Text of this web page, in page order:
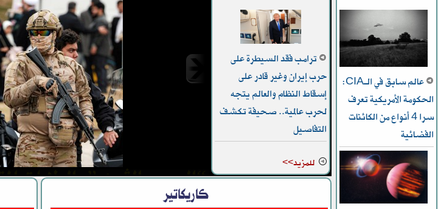
عالم سابق في الـCIA:
الحكومة الأمريكية تعرف
سرا 4 أنواع من الكائنات
الفضائية
ترامب فقد السيطرة على
حرب إيران وغير قادر على
إسقاط النظام والعالم يتجه
لحرب عالمية.. صحيفة تكشف
التفاصيل
للمزيد>>
“الحرس الثوري”: الولايات
إستراتيجي ولم تحققا
كاريكاتير